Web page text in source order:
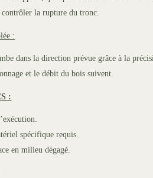
contrôler la rupture du tronc.
:
dans la direction prévue grâce à la
et le débit du bois suivent.
:
spécifique requis.
en milieu dégagé.